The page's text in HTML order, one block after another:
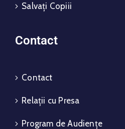
Salvați Copiii
Contact
Contact
Relații cu Presa
Program de Audiențe